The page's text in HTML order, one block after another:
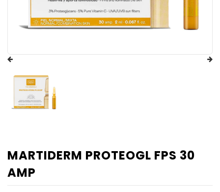
MARTIDERM PROTEOGL FPS 30
AMP